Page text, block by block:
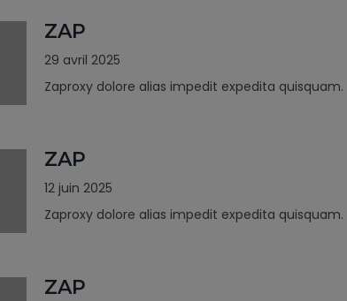
ZAP
29 avril 2025
Zaproxy dolore alias impedit expedita quisquam.
ZAP
12 juin 2025
Zaproxy dolore alias impedit expedita quisquam.
ZAP